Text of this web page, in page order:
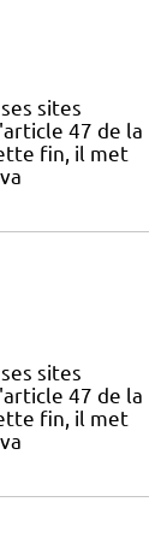
sites
47 de la
fin, il met
sites
47 de la
fin, il met